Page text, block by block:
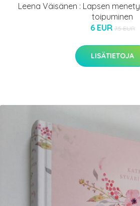
Leena Väisänen : Lapsen
toipuminen
6 EUR 7.5 EUR
LISÄTIETOJA